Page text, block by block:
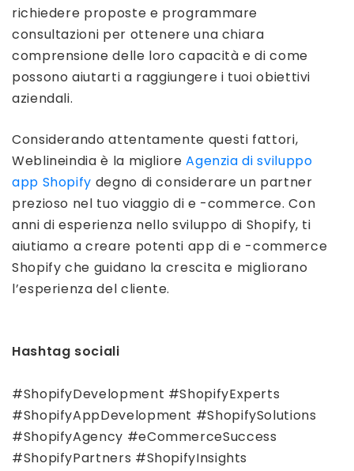
richiedere proposte e programmare
consultazioni per ottenere una chiara
comprensione delle loro capacità e di come
possono aiutarti a raggiungere i tuoi obiettivi
aziendali.
Considerando attentamente questi fattori,
Weblineindia è la miglioreAgenzia di sviluppo
app Shopify degno di considerare un partner
prezioso nel tuo viaggio di e -commerce. Con
anni di esperienza nello sviluppo di Shopify, ti
aiutiamo a creare potenti app di e -commerce
Shopify che guidano la crescita e migliorano
l’esperienza del cliente.
Hashtag sociali
#ShopifyDevelopment #ShopifyExperts
#ShopifyAppDevelopment #ShopifySolutions
#ShopifyAgency #eCommerceSuccess
#ShopifyPartners #ShopifyInsights